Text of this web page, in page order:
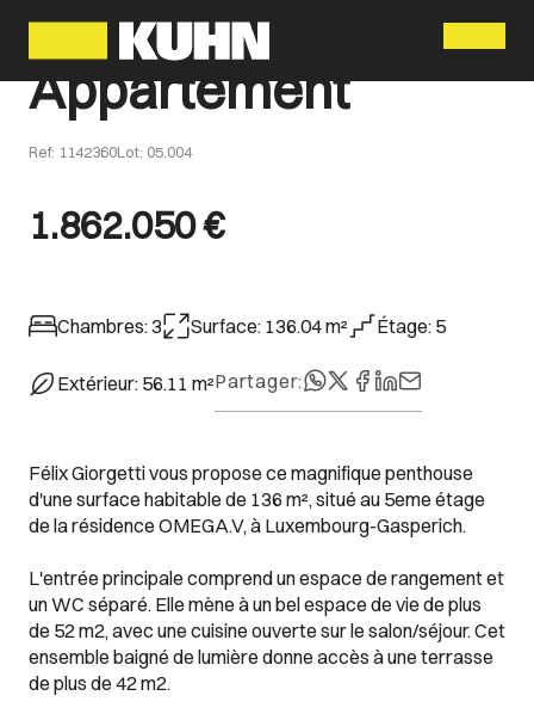
Appartement
Ref: 1142360Lot: 05.004
Chambres:3 Surface: 136.04m² Étage: 5
Extérieur: 56.11 m²Partager:
Félix Giorgetti vous propose ce magnifique penthouse
d'une surface habitable de 136 m², situé au 5eme étage
de la résidence OMEGA.V, à Luxembourg-Gasperich.
L'entrée principale comprend un espace de rangement et
un WC séparé. Elle mène à un bel espace de vie de plus
de 52 m2, avec une cuisine ouverte sur le salon/séjour. Cet
ensemble baigné de lumière donne accès à une terrasse
de plus de 42 m2.
1.862.050 €
Menu